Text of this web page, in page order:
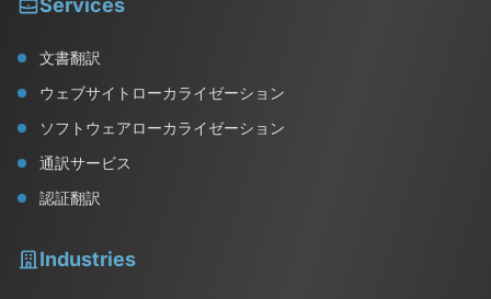
Services
文書翻訳
ウェブサイトローカライゼーション
ソフトウェアローカライゼーション
通訳サービス
認証翻訳
Industries